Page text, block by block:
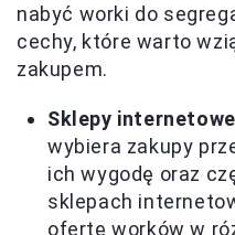
nabyć worki do
cechy, które warto
zakupem.
Sklepy internetowe
wybiera zakupy
ich wygodę oraz
sklepach
ofertę worków w